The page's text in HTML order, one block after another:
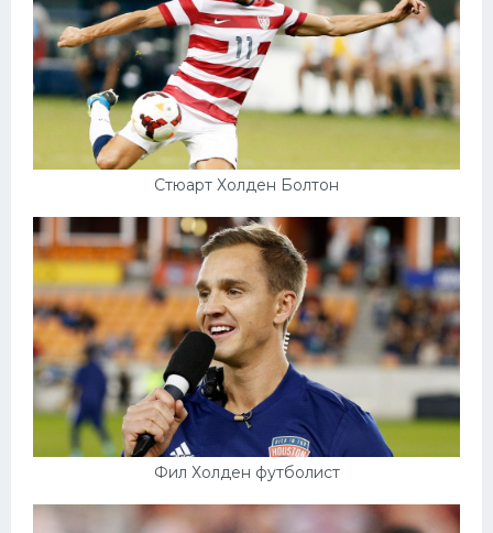
Стюарт Холден Болтон
Фил Холден футболист